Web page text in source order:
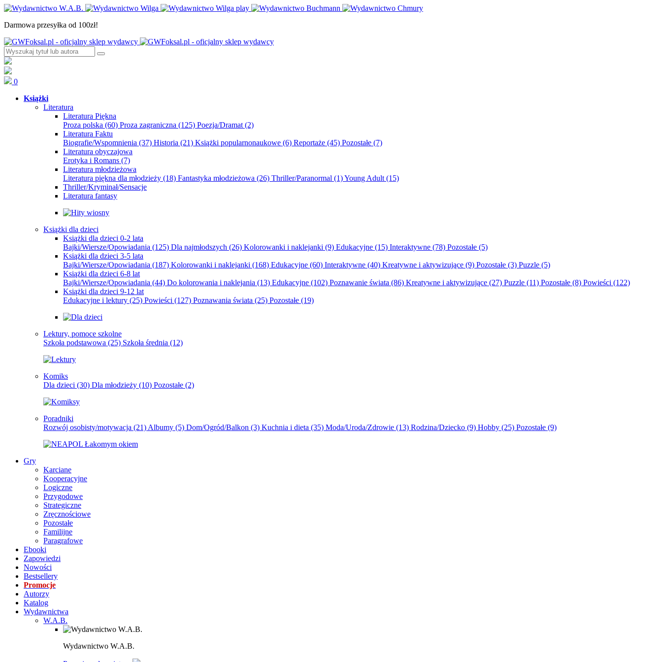
Darmowa przesyłka od 100zł!
0
Książki
Literatura
Literatura Piękna
Proza polska (60) Proza zagraniczna (125) Poezja/Dramat (2)
Literatura Faktu
Biografie/Wspomnienia (37) Historia (21) Książki popularnonaukowe (6) Reportaże (45) Pozostałe (7)
Literatura obyczajowa
Erotyka i Romans (7)
Literatura młodzieżowa
Literatura piękna dla młodzieży (18) Fantastyka młodzieżowa (26) Thriller/Paranormal (1)Young Adult (15)
Thriller/Kryminał/Sensacje
Literatura fantasy
Książki dla dzieci
Książki dla dzieci 0-2 lata
Bajki/Wiersze/Opowiadania (125) Dla najmłodszych (26) Kolorowanki i naklejanki (9) Edukacyjne (15) Interaktywne (78) Pozostałe (5)
Książki dla dzieci 3-5 lata
Bajki/Wiersze/Opowiadania (187) Kolorowanki i naklejanki (168) Edukacyjne (60) Interaktywne (40) Kreatywne i aktywizujące (9) Pozostałe (3) Puzzle (5)
Książki dla dzieci 6-8 lat
Bajki/Wiersze/Opowiadania (44) Do kolorowania i naklejania (13) Edukacyjne (102) Poznawanie świata (86) Kreatywne i aktywizujące (27) Puzzle (11) Pozostałe (8) Powieści (122)
Książki dla dzieci 9-12 lat
Edukacyjne i lektury (25) Powieści (127) Poznawania świata (25) Pozostałe (19)
Lektury, pomoce szkolne
Szkoła podstawowa (25) Szkoła średnia (12)
Komiks
Dla dzieci (30) Dla młodzieży (10) Pozostałe (2)
Poradniki
Rozwój osobisty/motywacja (21) Albumy (5) Dom/Ogród/Balkon (3) Kuchnia i dieta (35) Moda/Uroda/Zdrowie (13) Rodzina/Dziecko (9) Hobby (25) Pozostałe (9)
Gry
Karciane
Kooperacyjne
Logiczne
Przygodowe
Strategiczne
Zręcznościowe
Pozostałe
Familijne
Paragrafowe
Ebooki
Zapowiedzi
Nowości
Bestsellery
Promocje
Autorzy
Katalog
Wydawnictwa
W.A.B.
Wydawnictwo W.A.B.